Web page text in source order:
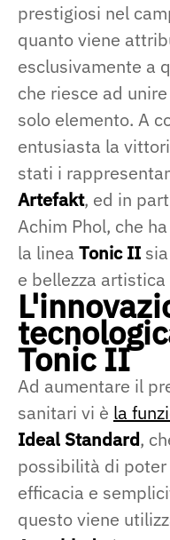
prestigiosi nel
quanto viene
esclusivamente a
che riesce ad unire
solo elemento. A
entusiasta la
stati i
Artefakt, ed in
Achim Phol, che
la linea Tonic II
e bellezza
Tonic II
Ad aumentare il
sanitari vi è la
Ideal Standard,
possibilità di
efficacia e
questo viene